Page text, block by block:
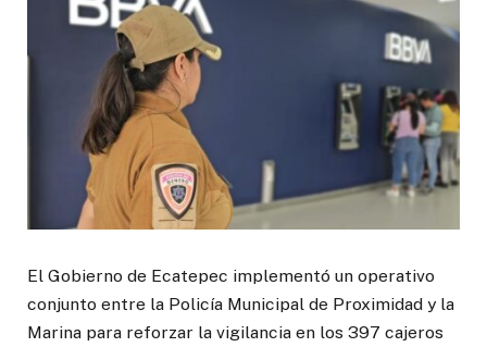
El Gobierno de Ecatepec implementó un operativo
conjunto entre la Policía Municipal de Proximidad y la
Marina para reforzar la vigilancia en los 397 cajeros